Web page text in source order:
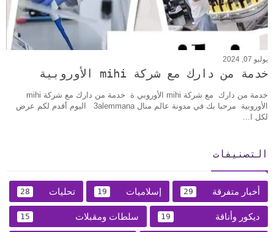
يوليو 07, 2024
خدمة من دارك مع شركة mihi الأوروبية
خدمة من دارك مع شركة mihi الأوروبي ة خدمة من دارك مع شركة mihi
الأوروبية مرحبا بك في مدونة عالم منال 3alemmana اليوم أقدم لكم عرض
لكل ا...
التصنيفات
أخبار متفرقة 29 إسلاميات 19 تحليات 28
ديكور وأناقة 19 سلطات ومقبلات 15